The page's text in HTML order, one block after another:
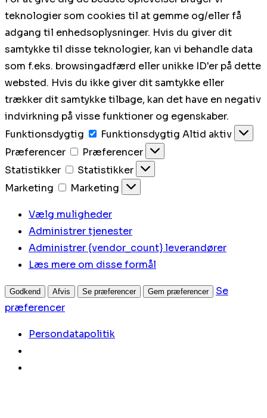
teknologier som cookies til at gemme og/eller få
adgang til enhedsoplysninger. Hvis du giver dit
samtykke til disse teknologier, kan vi behandle data
som f.eks. browsingadfærd eller unikke ID'er på dette
websted. Hvis du ikke giver dit samtykke eller
trækker dit samtykke tilbage, kan det have en negativ
indvirkning på visse funktioner og egenskaber.
Funktionsdygtig
Funktionsdygtig Altid aktiv
Præferencer
Præferencer
Statistikker
Statistikker
Marketing
Marketing
Vælg muligheder
Administrer tjenester
Administrer {vendor_count} leverandører
Læs mere om disse formål
Godkend Afvis Se præferencer Gem præferencer
Se
præferencer
Persondatapolitik